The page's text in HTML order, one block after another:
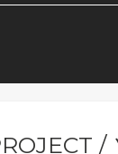
/